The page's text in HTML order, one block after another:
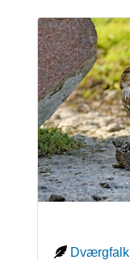
Dværgfalk